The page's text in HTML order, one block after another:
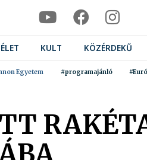
KULT KÖZÉRDEKŰ
Egyetem #programajánló